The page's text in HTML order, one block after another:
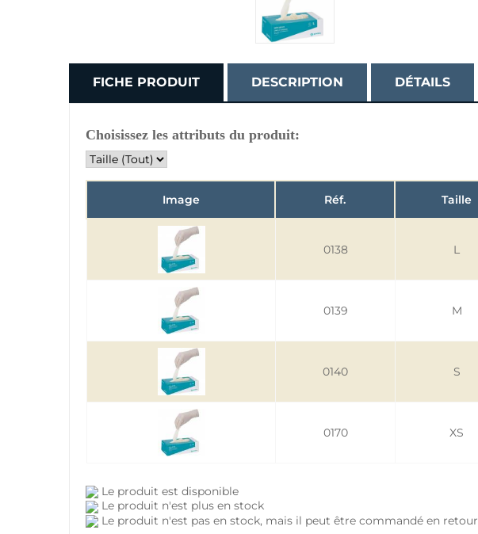
FICHE PRODUIT DESCRIPTION DÉTAILS
Choisissez les attributs du produit:
Image Réf. Taille
0138 L
0139 M
0140 S
0170 XS
Le produit est disponible
Le produit n'est plus en stock
Le produit n'est pas en stock, mais il peut être commandé en retour